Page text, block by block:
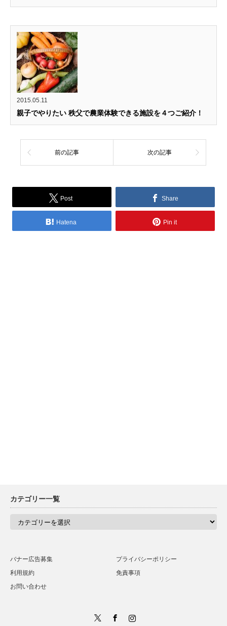
2015.05.11
親子でやりたい 秩父で農業体験できる施設を４つご紹介！
前の記事 次の記事
Post Share
Hatena Pin it
カテゴリー一覧
覧バナー広告募集
プライバシーポリシー
利用規約
免責事項
お問い合わせ
Instagram